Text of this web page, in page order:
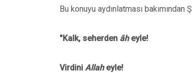
Bu konuyu aydınlatması bakımından
"Kalk, seherden âheyle!
Virdini Allaheyle!